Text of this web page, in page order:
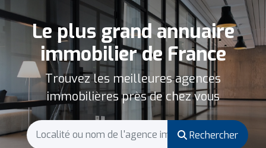
Le plus grand annuaire
immobilier de France
Trouvez les meilleures agences
immobilières près de chez vous
Rechercher